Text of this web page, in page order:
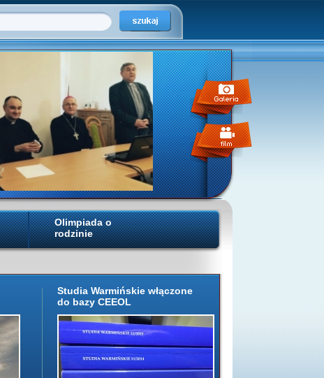
Olimpiada o
rodzinie
Studia Warmińskie włączone
do bazy CEEOL